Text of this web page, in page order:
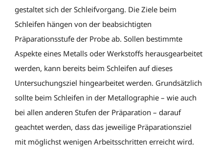
gestaltet sich der Schleifvorgang. Die Ziele beim
Schleifen hängen von der beabsichtigten
Präparationsstufe der Probe ab. Sollen bestimmte
Aspekte eines Metalls oder Werkstoffs herausgearbeitet
werden, kann bereits beim Schleifen auf dieses
Untersuchungsziel hingearbeitet werden. Grundsätzlich
sollte beim Schleifen in der Metallographie – wie auch
bei allen anderen Stufen der Präparation – darauf
geachtet werden, dass das jeweilige Präparationsziel
mit möglichst wenigen Arbeitsschritten erreicht wird.